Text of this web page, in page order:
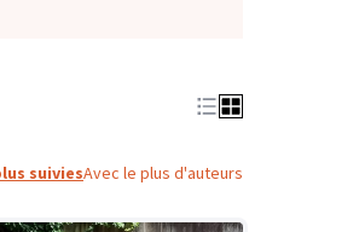
suiviesAvec le plus d'auteurs